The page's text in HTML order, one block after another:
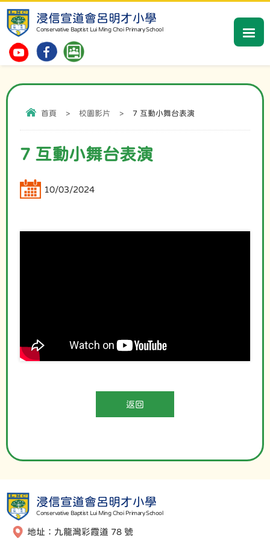
浸信宣道會呂明才小學
Conservative Baptist Lui Ming Choi Primary School
首頁 > 校園影片 > 7 互動小舞台表演
7 互動小舞台表演
10/03/2024
返回
浸信宣道會呂明才小學
Conservative Baptist Lui Ming Choi Primary School
地址：九龍灣彩霞道 78 號